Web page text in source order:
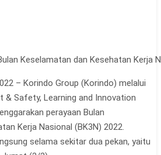
Keselamatan dan Kesehatan Kerja
– Korindo Group (Korindo) melalui
& Safety, Learning and Innovation
perayaan Bulan
Kerja Nasional (BK3N) 2022.
selama sekitar dua pekan, yaitu